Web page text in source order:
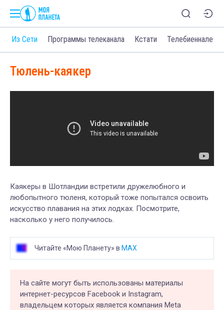
Из Сети Программы телеканала Кстати Телебиеннале
Тюлень-каякер
Каякеры в Шотландии встретили дружелюбного и
любопытного тюленя, который тоже попытался освоить
искусство плавания на этих лодках. Посмотрите,
насколько у него получилось.
Читайте «Мою Планету» в MAX
На сайте могут быть использованы материалы
интернет-ресурсов Facebook и Instagram,
владельцем которых является компания Meta